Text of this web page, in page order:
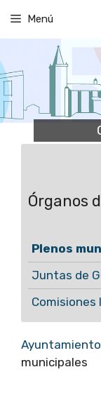
contenido
Menú
Ayuntamiento
municipales
Órganos
Plenos
Juntas de